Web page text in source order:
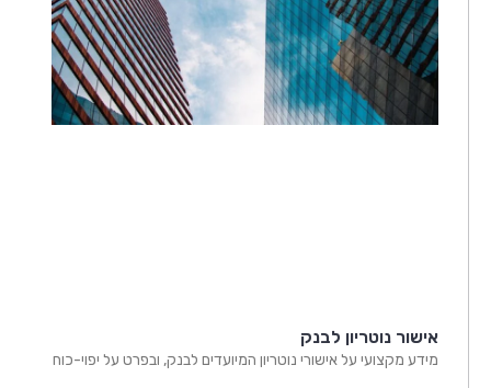
אישור נוטריון לבנק
מידע מקצועי על אישורי נוטריון המיועדים לבנק, ובפרט על יפוי-כוח